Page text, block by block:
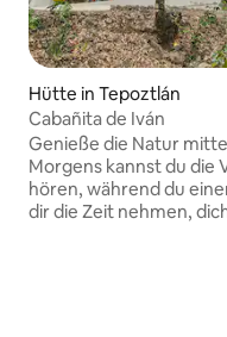
Hütte in Tepoztlán
Cabañita de Iván
Genieße die Natur
Morgens kannst du die
hören, während du
dir die Zeit nehmen,